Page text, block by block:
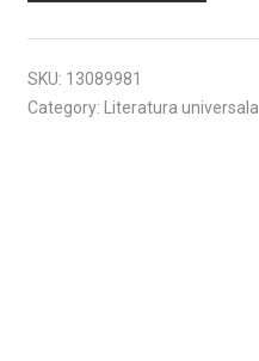
SKU: 13089981
Category:
Literatura universala